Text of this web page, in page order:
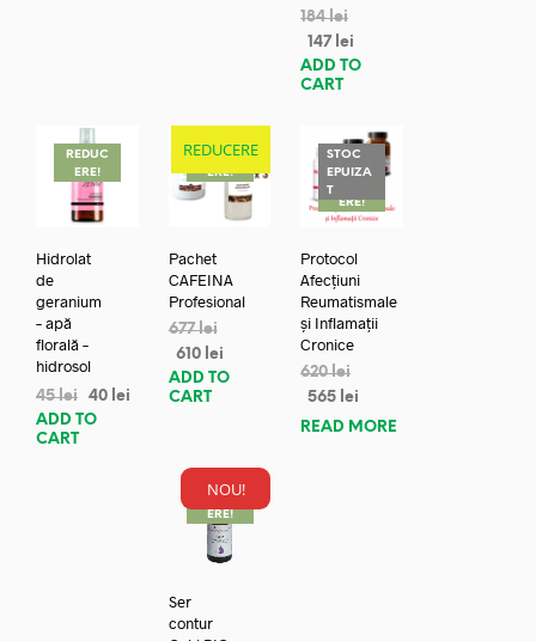
184lei
147 lei
ADD TO
CART
REDUC
ERE!
Hidrolat
de
geranium
– apă
florală –
hidrosol
45lei 40 lei
ADD TO
CART
REDUCERE
REDUC
ERE!
Pachet
CAFEINA
Profesional
677lei
610 lei
ADD TO
CART
STOC
EPUIZA
TREDUC
ERE!
Protocol
Afecțiuni
Reumatismale
și Inflamații
Cronice
620lei
565 lei
READ MORE
NOU!
REDUC
ERE!
Ser
contur